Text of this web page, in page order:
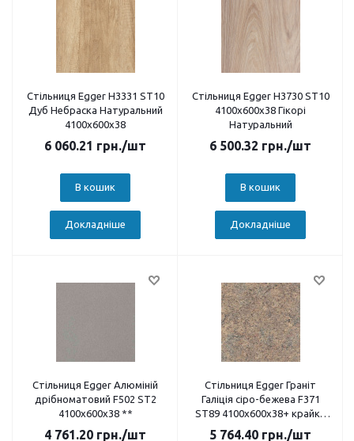
Стільниця Egger H3331 ST10
Дуб Небраска Натуральний
4100х600х38
6 060.21 грн./шт
В кошик
Докладніше
Стільниця Egger H3730 ST10
4100х600х38 Гікорі
Натуральний
6 500.32 грн./шт
В кошик
Докладніше
Стільниця Egger Алюміній
дрібноматовий F502 ST2
4100х600х38 **
4 761.20 грн./шт
Стільниця Egger Граніт
Галіція сіро-бежева F371
ST89 4100х600х38+ крайка
HPL 2,5 м
5 764.40 грн./шт